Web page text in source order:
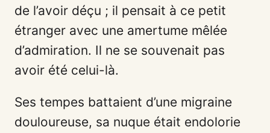
de l’avoir déçu ; il pensait à ce petit
étranger avec une amertume mêlée
d’admiration. Il ne se souvenait pas
avoir été celui-là.
Ses tempes battaient d’une migraine
douloureuse, sa nuque était endolorie